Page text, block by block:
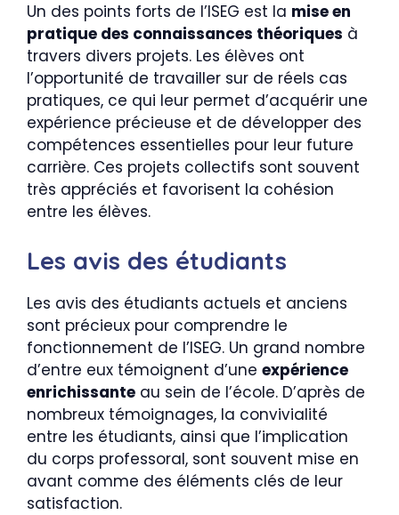
Un des points forts de l’ISEG est la mise en
pratique des connaissances théoriques à
travers divers projets. Les élèves ont
l’opportunité de travailler sur de réels cas
pratiques, ce qui leur permet d’acquérir une
expérience précieuse et de développer des
compétences essentielles pour leur future
carrière. Ces projets collectifs sont souvent
très appréciés et favorisent la cohésion
entre les élèves.
Les avis des étudiants
Les avis des étudiants actuels et anciens
sont précieux pour comprendre le
fonctionnement de l’ISEG. Un grand nombre
d’entre eux témoignent d’une expérience
enrichissante au sein de l’école. D’après de
nombreux témoignages, la convivialité
entre les étudiants, ainsi que l’implication
du corps professoral, sont souvent mise en
avant comme des éléments clés de leur
satisfaction.